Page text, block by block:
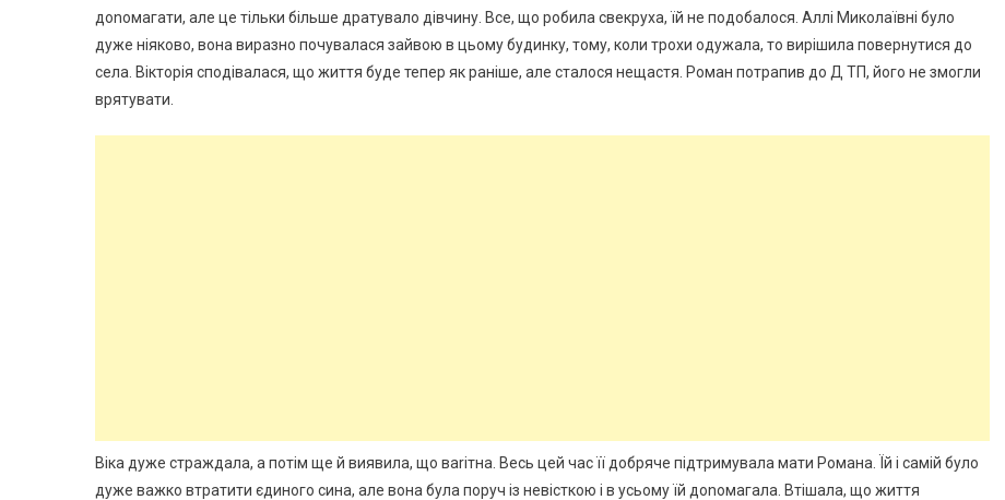
доnомагати, але це тільки більше дратувало дівчину. Все, що робила свекруха, їй не подобалося. Аллі Миколаївні було
дуже ніяково, вона виразно почувалася зайвою в цьому будинку, тому, коли трохи одужала, то вирішила повернутися до
села. Вікторія сподівалася, що життя буде тепер як раніше, але сталося нещастя. Роман потрапив до Д ТП, його не змогли
врятувати.
Віка дуже страждала, а потім ще й виявила, що ваrітна. Весь цей час її добряче підтримувала мати Романа. Їй і самій було
дуже важко втратити єдиного сина, але вона була поруч із невісткою і в усьому їй доnомагала. Втішала, що життя